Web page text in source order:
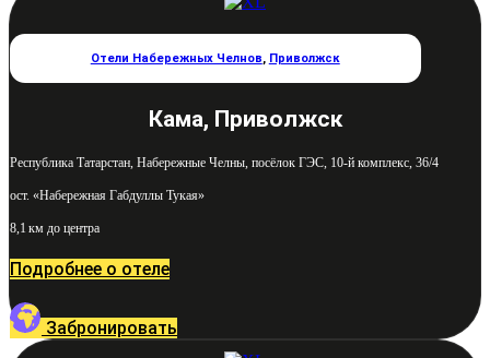
Отели Набережных Челнов, Приволжск
Кама, Приволжск
Республика Татарстан, Набережные Челны, посёлок ГЭС, 10-й комплекс, 36/4
ост. «Набережная Габдуллы Тукая»
8,1 км до центра
Подробнее о отеле
Забронировать